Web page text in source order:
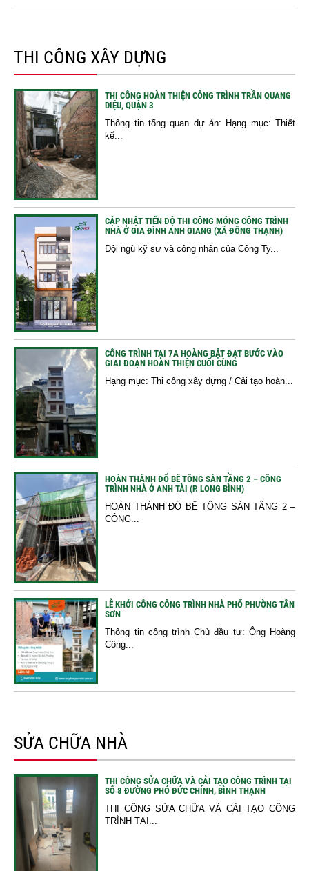
THI CÔNG XÂY DỰNG
THI CÔNG HOÀN THIỆN CÔNG TRÌNH TRẦN QUANG
DIỆU, QUẬN 3
Thông tin tổng quan dự án: Hạng mục: Thiết
kế...
CẬP NHẬT TIẾN ĐỘ THI CÔNG MÓNG CÔNG TRÌNH
NHÀ Ở GIA ĐÌNH ANH GIANG (XÃ ĐÔNG THẠNH)
Đội ngũ kỹ sư và công nhân của Công Ty...
CÔNG TRÌNH TẠI 7A HOÀNG BẬT ĐẠT BƯỚC VÀO
GIAI ĐOẠN HOÀN THIỆN CUỐI CÙNG
Hạng mục: Thi công xây dựng / Cải tạo hoàn...
HOÀN THÀNH ĐỔ BÊ TÔNG SÀN TẦNG 2 – CÔNG
TRÌNH NHÀ Ở ANH TÀI (P. LONG BÌNH)
HOÀN THÀNH ĐỔ BÊ TÔNG SÀN TẦNG 2 –
CÔNG...
LỄ KHỞI CÔNG CÔNG TRÌNH NHÀ PHỐ PHƯỜNG TÂN
SƠN
Thông tin công trình Chủ đầu tư: Ông Hoàng
Công...
SỬA CHỮA NHÀ
THI CÔNG SỬA CHỮA VÀ CẢI TẠO CÔNG TRÌNH TẠI
SỐ 8 ĐƯỜNG PHÓ ĐỨC CHÍNH, BÌNH THẠNH
THI CÔNG SỬA CHỮA VÀ CẢI TẠO CÔNG
TRÌNH TẠI...